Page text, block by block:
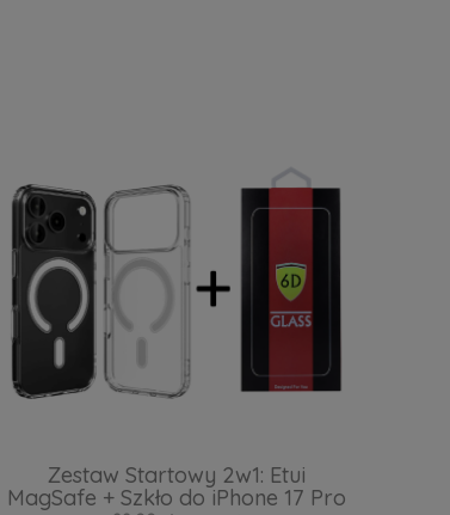
Zestaw Startowy 2w1: Etui
MagSafe + Szkło do iPhone 17 Pro